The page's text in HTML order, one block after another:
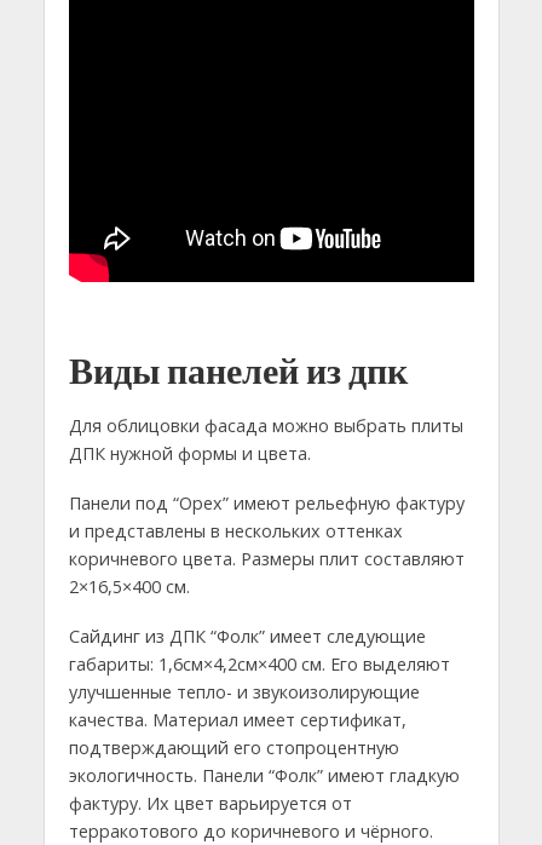
Виды панелей из дпк
Для облицовки фасада можно выбрать плиты
ДПК нужной формы и цвета.
Панели под “Орех” имеют рельефную фактуру
и представлены в нескольких оттенках
коричневого цвета. Размеры плит составляют
2×16,5×400 см.
Сайдинг из ДПК “Фолк” имеет следующие
габариты: 1,6см×4,2см×400 см. Его выделяют
улучшенные тепло- и звукоизолирующие
качества. Материал имеет сертификат,
подтверждающий его стопроцентную
экологичность. Панели “Фолк” имеют гладкую
фактуру. Их цвет варьируется от
терракотового до коричневого и чёрного.